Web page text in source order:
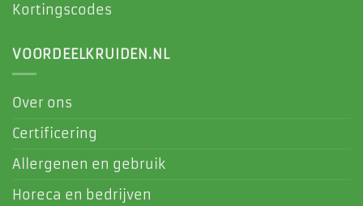
Kortingscodes
VOORDEELKRUIDEN.NL
Over ons
Certificering
Allergenen en gebruik
Horeca en bedrijven